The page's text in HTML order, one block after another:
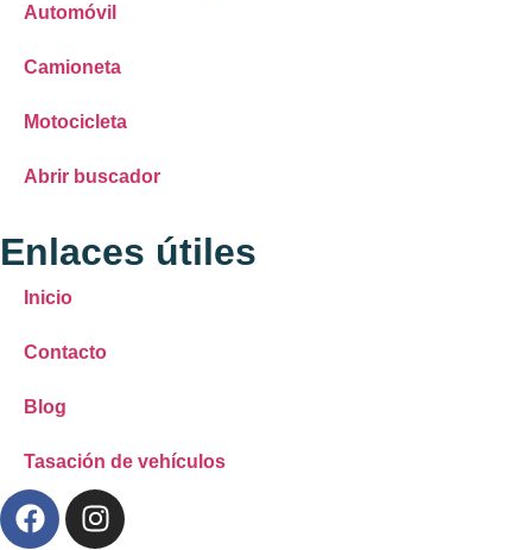
Automóvil
Camioneta
Motocicleta
Abrir buscador
Enlaces útiles
Inicio
Contacto
Blog
Tasación de vehículos